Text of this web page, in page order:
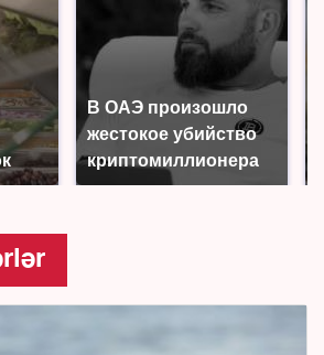
В ОАЭ произошло
жестокое убийство
криптомиллионера